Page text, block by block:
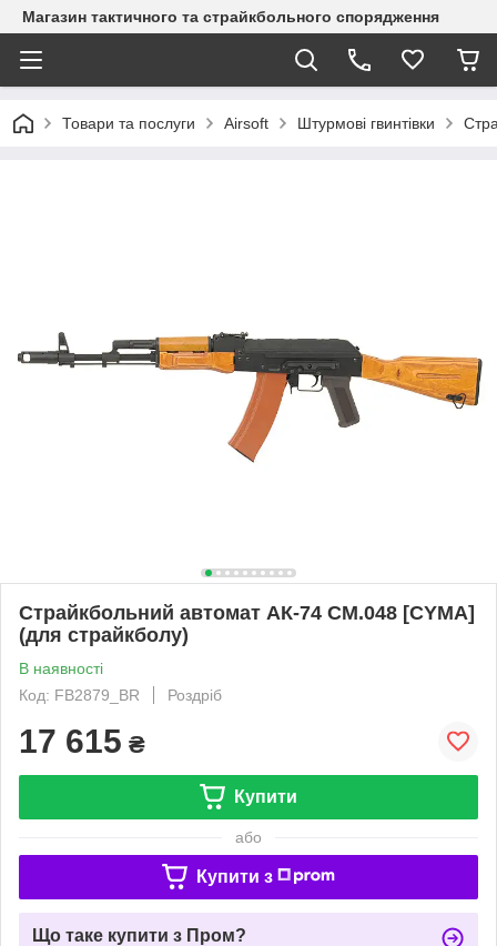
Магазин тактичного та страйкбольного спорядження
Товари та послуги Airsoft Штурмові гвинтівки
Страйкбольний автомат АК-74 CM.048 [CYMA]
(для страйкболу)
В наявності
Код: FB2879_BR
Роздріб
17 615 ₴
Купити
або
Купити з
Що таке купити з Пром?